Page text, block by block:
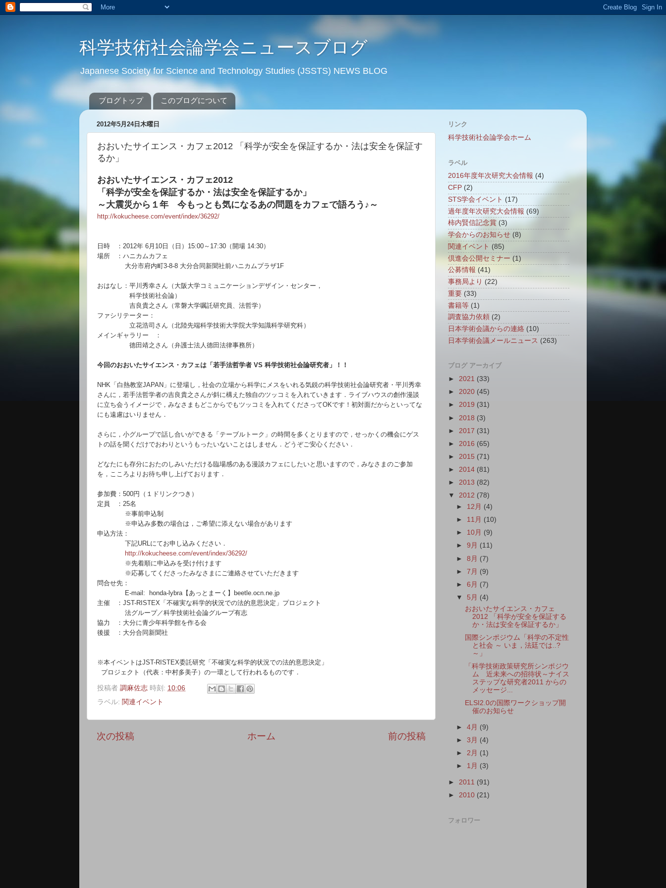
科学技術社会論学会ニュースブログ
Japanese Society for Science and Technology Studies (JSSTS) NEWS BLOG
ブログトップ このブログについて
2012年5月24日木曜日
おおいたサイエンス・カフェ2012 「科学が安全を保証するか・法は安全を保証す
るか」
おおいたサイエンス・カフェ2012
「科学が安全を保証するか・法は安全を保証するか」
～大震災から１年 今もっとも気になるあの問題をカフェで語ろう♪～
http://kokucheese.com/event/index/36292/
日時 ：2012年 6月10日（日）15:00～17:30（開場 14:30）
場所 ：ハニカムカフェ
大分市府内町3-8-8 大分合同新聞社前ハニカムプラザ1F
おはなし：平川秀幸さん（大阪大学コミュニケーションデザイン・ センター，
科学技術社会論）
吉良貴之さん（常磐大学嘱託研究員、法哲学）
ファシリテーター：
立花浩司さん（北陸先端科学技術大学院大学知識科学研究科）
メインギャラリー ：
德田靖之さん（弁護士法人德田法律事務所）
今回のおおいたサイエンス・カフェは「若手法哲学者 VS 科学技術社会論研究者」！！
NHK「白熱教室JAPAN」に登場し， 社会の立場から科学にメスをいれる気鋭の科学技術社会論研究者・平川秀幸
さんに， 若手法哲学者の吉良貴之さんが斜に構えた独自のツッコミを入れていきます． ライブハウスの創作漫談
に立ち会うイメージで， みなさまもどこからでもツッコミを入れてくださってOKです！ 初対面だからといってな
にも遠慮はいりません．
さらに，小グループで話し合いができる「テーブルトーク」 の時間を多くとりま すので，せっかくの機会にゲス
トの話を聞くだけでおわりというもったいないこ とはしません．どうぞご安心ください．
どなたにも存分におたのしみいただける臨場感のある漫談カフェに したいと思いますので，みなさまのご参加
を， こころよりお待ち申し上げております．
参加費：500円（１ドリンクつき）
定員 ：25名
※事前申込制
※申込み多数の場合は，ご希望に添えない場合があります
申込方法：
下記URLにてお申し込みください．
http://kokucheese.com/event/index/36292/
※先着順に申込みを受け付けます
※応募してくださったみなさまにご連絡させていただきます
問合せ先：
E-mail:
honda-lybra【あっとまーく】beetle.ocn.ne.jp
主催 ：JST-RISTEX「不確実な科学的状況での法的意思決定」 プロジェクト
法グループ／科学技術社会論グループ有志
協力 ： 大分に青少年科学館を作る会
後援 ： 大分合同新聞社
※本イベントはJST-RISTEX委託研究「 不確実な科学的状況での法的意思決定」
プロジェクト（代表：中村多美子） の一環として行われるものです．
投稿者 調麻佐志 時刻: 10:06
ラベル: 関連イベント
次の投稿 前の投稿
ホーム
リンク
科学技術社会論学会ホーム
ラベル
2016年度年次研究大会情報 (4)
CFP (2)
STS学会イベント (17)
過年度年次研究大会情報 (69)
柿内賢信記念賞 (3)
学会からのお知らせ (8)
関連イベント (85)
倶進会公開セミナー (1)
公募情報 (41)
事務局より (22)
重要 (33)
書籍等 (1)
調査協力依頼 (2)
日本学術会議からの連絡 (10)
日本学術会議メールニュース (263)
ブログ アーカイブ
► 2021 (33)
► 2020 (45)
► 2019 (31)
► 2018 (3)
► 2017 (31)
► 2016 (65)
► 2015 (71)
► 2014 (81)
► 2013 (82)
▼ 2012 (78)
► 12月 (4)
► 11月 (10)
► 10月 (9)
►9月 (11)
►8月 (7)
►7月 (9)
►6月 (7)
▼ 5月 (4)
おおいたサイエンス・カフェ
2012 「科学が安全を保証する
か・法は安全を保証するか」
国際シンポジウム「科学の不定性
と社会 ～ いま，法廷では..?
～」
「科学技術政策研究所シンポジウ
ム 近未来への招待状～ナイス
ステップな研究者2011 からの
メッセージ...
ELSI2.0の国際ワークショップ開
催のお知らせ
►4月 (9)
►3月 (4)
►2月 (1)
► 1月 (3)
► 2011 (91)
► 2010 (21)
フォロワー